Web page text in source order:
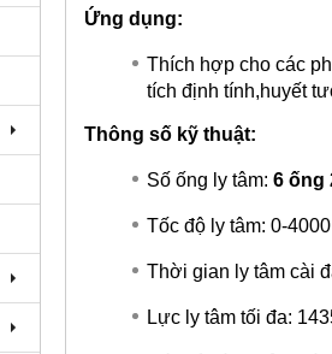
Ứng dụng:
Thích hợp cho các
tích định tính,huyết
Thông số kỹ thuật:
Số ống ly tâm: 6 ống
Tốc độ ly tâm: 0-
Thời gian ly tâm cài
Lực ly tâm tối đa: